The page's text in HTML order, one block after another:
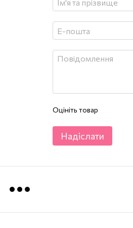
Оцініть товар
Надіслати